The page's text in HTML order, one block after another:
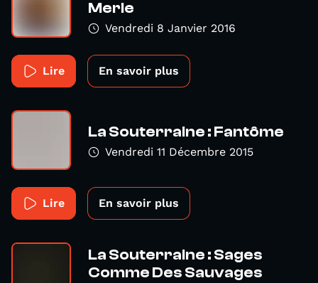
Merle
Vendredi 8 Janvier 2016
Lire En savoir plus
La Souterraine : Fantôme
Vendredi 11 Décembre 2015
Lire En savoir plus
La Souterraine : Sages
Comme Des Sauvages